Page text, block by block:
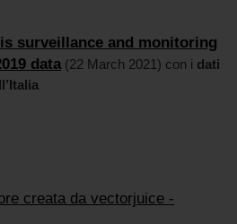
surveillance and monitoring
data (22 March 2021) con i dati
creata da vectorjuice -